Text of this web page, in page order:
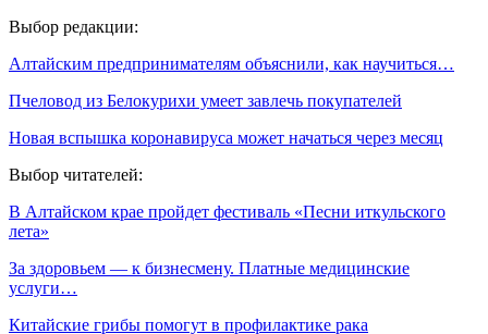
Выбор редакции:
Алтайским предпринимателям объяснили, как научиться…
Пчеловод из Белокурихи умеет завлечь покупателей
Новая вспышка коронавируса может начаться через месяц
Выбор читателей:
В Алтайском крае пройдет фестиваль «Песни иткульского
лета»
За здоровьем — к бизнесмену. Платные медицинские
услуги…
Китайские грибы помогут в профилактике рака